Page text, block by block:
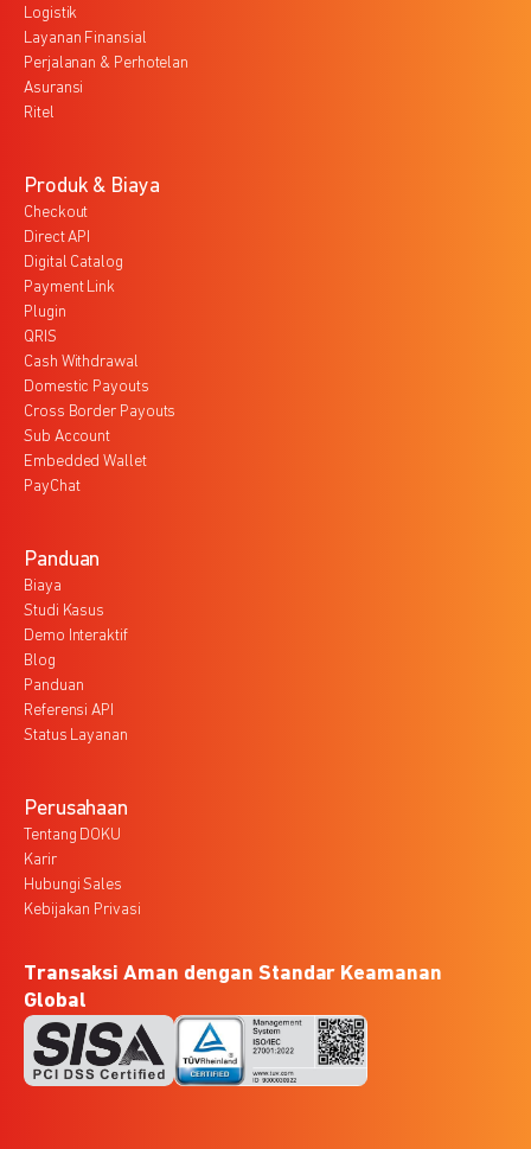
Logistik
Layanan Finansial
Perjalanan & Perhotelan
Asuransi
Ritel
Produk & Biaya
Checkout
Direct API
Digital Catalog
Payment Link
Plugin
QRIS
Cash Withdrawal
Domestic Payouts
Cross Border Payouts
Sub Account
Embedded Wallet
PayChat
Panduan
Biaya
Studi Kasus
Demo Interaktif
Blog
Panduan
Referensi API
Status Layanan
Perusahaan
Tentang DOKU
Karir
Hubungi Sales
Kebijakan Privasi
Transaksi Aman dengan Standar Keamanan
Global